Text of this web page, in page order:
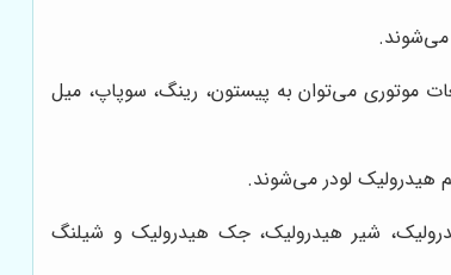
می‌شوند.
موتوری می‌توان به پیستون، رینگ، سوپاپ، میل
لودر می‌شوند.
شیر هیدرولیک، جک هیدرولیک و شیلنگ